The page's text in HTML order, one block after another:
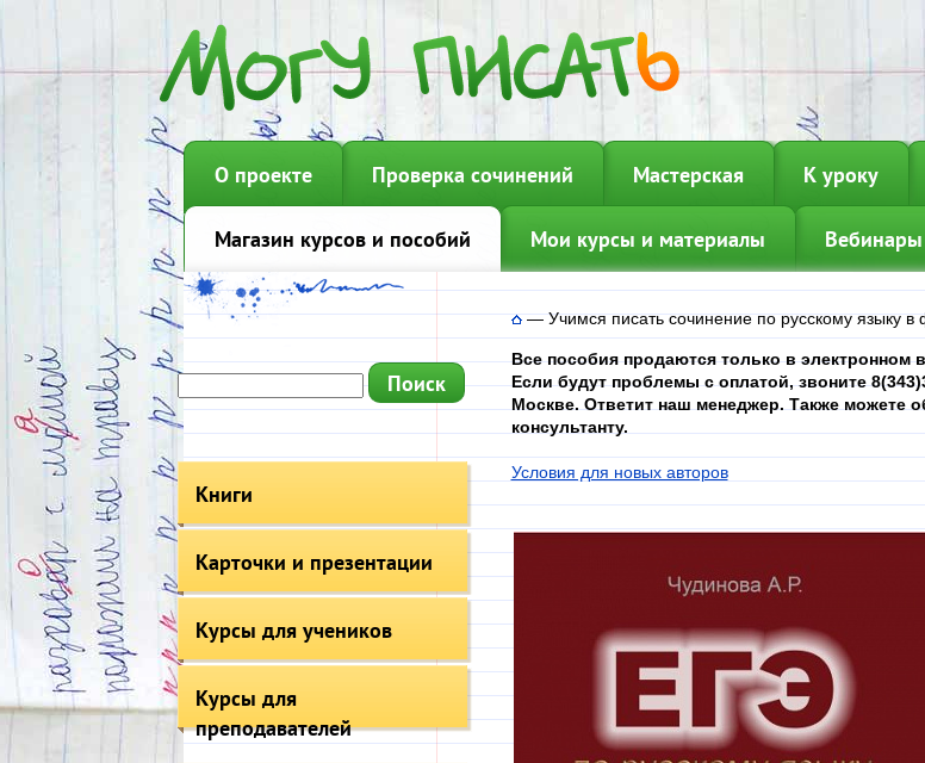
О проекте Проверка сочинений Мастерская К уроку
Магазин курсов и пособий Мои курсы и материалы Вебинары
Книги
Карточки и презентации
Курсы для учеников
Курсы для
преподавателей
—Учимся писать сочинение по русскому языку
Все пособия продаются только в электронном
Если будут проблемы с оплатой, звоните
Москве. Ответит наш менеджер. Также можете
консультанту.
Условия для новых авторов